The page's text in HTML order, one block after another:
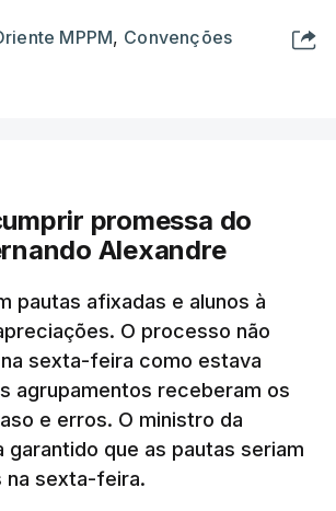
MPPM, Convenções
promessa do
Alexandre
pautas afixadas e alunos à
O processo não
sexta-feira como estava
agrupamentos receberam os
e erros. O ministro da
garantido que as pautas seriam
na sexta-feira.